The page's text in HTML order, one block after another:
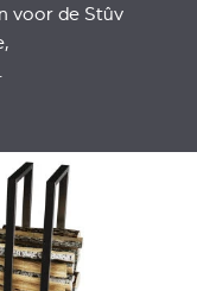
voor de Stûv